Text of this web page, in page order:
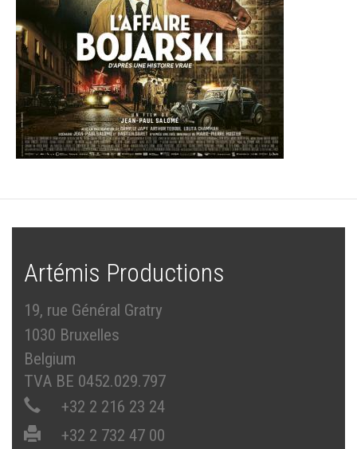
Artémis Productions
19, rue Général Gratry
1030 Bruxelles
Belgium
TVA BE 0452.029.797
+32 2 216 23 24
+32 2 732 47 00